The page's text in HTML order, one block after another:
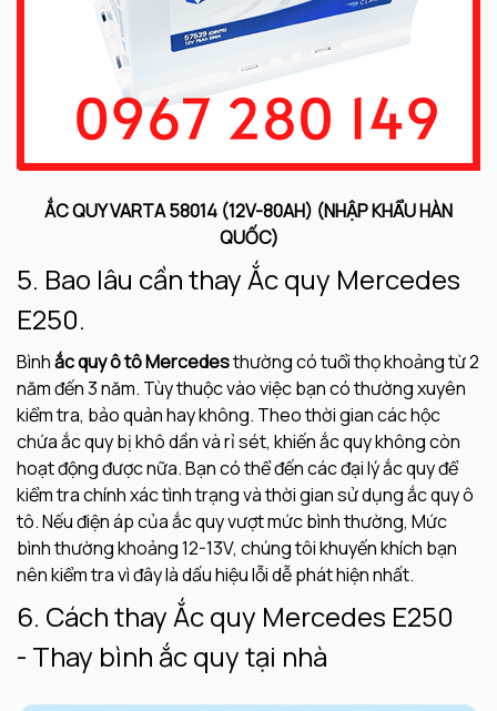
ẮC QUY VARTA 58014 (12V-80AH) (NHẬP KHẨU HÀN
QUỐC)
5. Bao lâu cần thay Ắc quy Mercedes
E250.
Bìnhắc quy ô tô Mercedesthường có tuổi thọ khoảng từ 2
năm đến 3 năm. Tùy thuộc vào việc bạn có thường xuyên
kiểm tra, bảo quản hay không. Theo thời gian các hộc
chứa ắc quy bị khô dần và rỉ sét, khiến ắc quy không còn
hoạt động được nữa. Bạn có thể đến các đại lý ắc quy để
kiểm tra chính xác tình trạng và thời gian sử dụng ắc quy ô
tô. Nếu điện áp của ắc quy vượt mức bình thường, Mức
bình thường khoảng 12-13V, chúng tôi khuyến khích bạn
nên kiểm tra vì đây là dấu hiệu lỗi dễ phát hiện nhất.
6. Cách thay Ắc quy Mercedes E250
- Thay bình ắc quy tại nhà